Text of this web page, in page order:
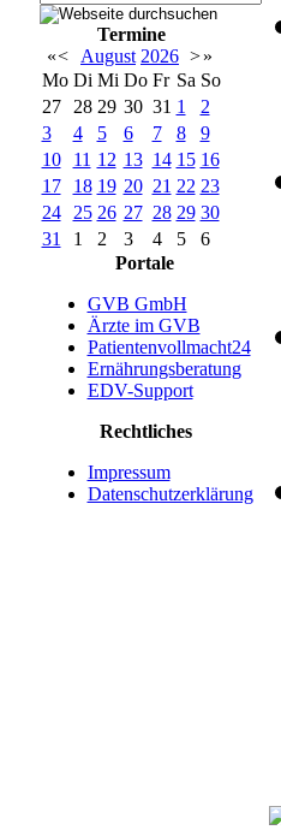
Termine
«< August 2026 >»
Mo Di Mi Do Fr Sa So
27
28 29 30 31 1
2
3
4 5 6 7 8
9
10
11 12 13 14 15 16
17
18 19 20 21 22 23
24
25 26 27 28 29 30
31
1 2 3 4 5
6
Portale
GVB GmbH
Ärzte im GVB
Patientenvollmacht24
Ernährungsberatung
EDV-Support
Rechtliches
Impressum
Datenschutzerklärung